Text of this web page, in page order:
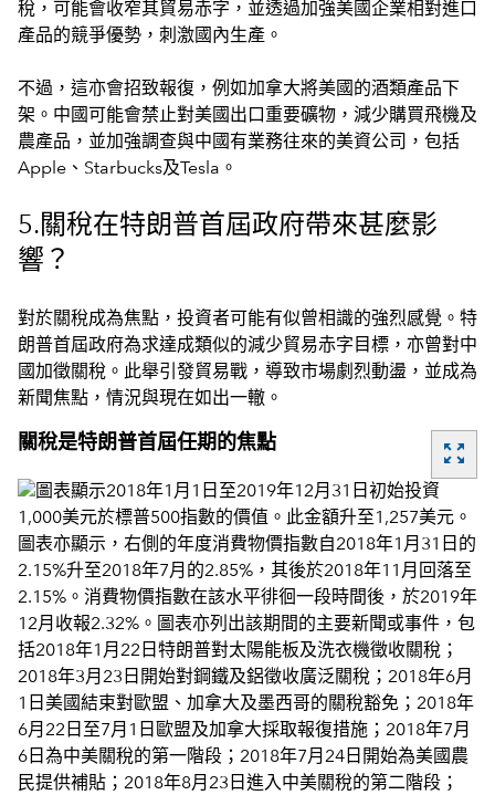
稅，可能會收窄其貿易赤字，並透過加強美國企業相對進口
產品的競爭優勢，刺激國內生產。
不過，這亦會招致報復，例如加拿大將美國的酒類產品下
架。中國可能會禁止對美國出口重要礦物，減少購買飛機及
農產品，並加強調查與中國有業務往來的美資公司，包括
Apple、Starbucks及Tesla。
5.關稅在特朗普首屆政府帶來甚麼影
響？
對於關稅成為焦點，投資者可能有似曾相識的強烈感覺。特
朗普首屆政府為求達成類似的減少貿易赤字目標，亦曾對中
國加徵關稅。此舉引發貿易戰，導致市場劇烈動盪，並成為
新聞焦點，情況與現在如出一轍。
關稅是特朗普首屆任期的焦點 zoom_out_map